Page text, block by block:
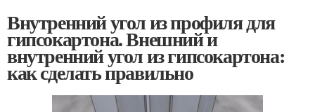
Внутренний угол из профиля для
гипсокартона. Внешний и
внутренний угол из гипсокартона:
как сделать правильно